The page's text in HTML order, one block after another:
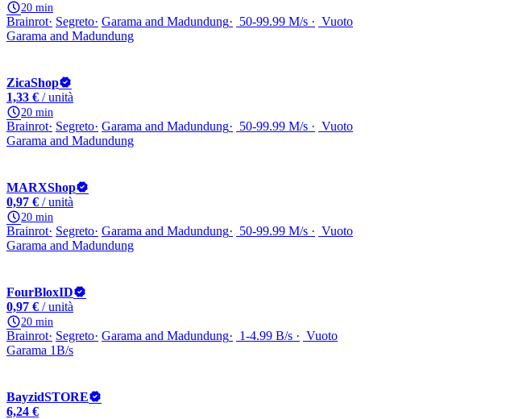
20 min
Brainrot Segreto Garama and Madundung 50-99.99 M/s
Vuoto
Garama and Madundung
ZicaShop
1,33 € / unità
20 min
Brainrot Segreto Garama and Madundung 50-99.99 M/s
Vuoto
Garama and Madundung
MARXShop
0,97 € / unità
20 min
Brainrot Segreto Garama and Madundung 50-99.99 M/s
Vuoto
Garama and Madundung
FourBloxID
0,97 € / unità
20 min
Brainrot Segreto Garama and Madundung 1-4.99 B/s
Vuoto
Garama 1B/s
BayzidSTORE
6,24 €